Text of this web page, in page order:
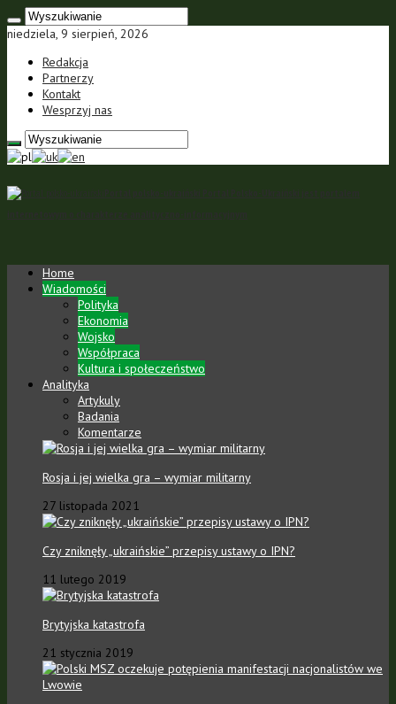
niedziela, 9 sierpień, 2026
Redakcja
Partnerzy
Kontakt
Wesprzyj nas
Home
Wiadomości
Polityka
Ekonomia
Wojsko
Współpraca
Kultura i społeczeństwo
Analityka
Artykuly
Badania
Komentarze
Rosja i jej wielka gra – wymiar militarny
27 listopada 2021
Czy zniknęły „ukraińskie” przepisy ustawy o IPN?
11 lutego 2019
Brytyjska katastrofa
21 stycznia 2019